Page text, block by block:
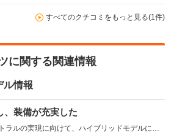
:17.6～
28.1km/L
33.1km/L
└高速道路:17.6～
28.2km/L
FF、4WD
9.0km/L
12.8km/L
すべてのクチコミをもっと見る(1件)
に関する関連情報
ル情報
、装備が充実した
2025年5月にカーボンニュートラルの実現に向けて、ハイブリッドモデルに一本化される一部改良を行った。従来はメーカーオプションだった機能や装備が標準設定となり、商品力も向上している。G Zグレードに、ドライブレコーダーやバックガイドモニター、ブラインドスポットモニター、パーキングサポートブレーキ、デジタルキーやディスプレイオーディオplusが標準装備となり、Gグレードにブラインドスポットモニター、パーキングサポートブレーキ、16インチアルミホイールやLEDフォグランプなどが追加され、利便性が高められている。また、アクセサリーコンセント選択時には給電アタッチメントが標準装備された。（2025.5）